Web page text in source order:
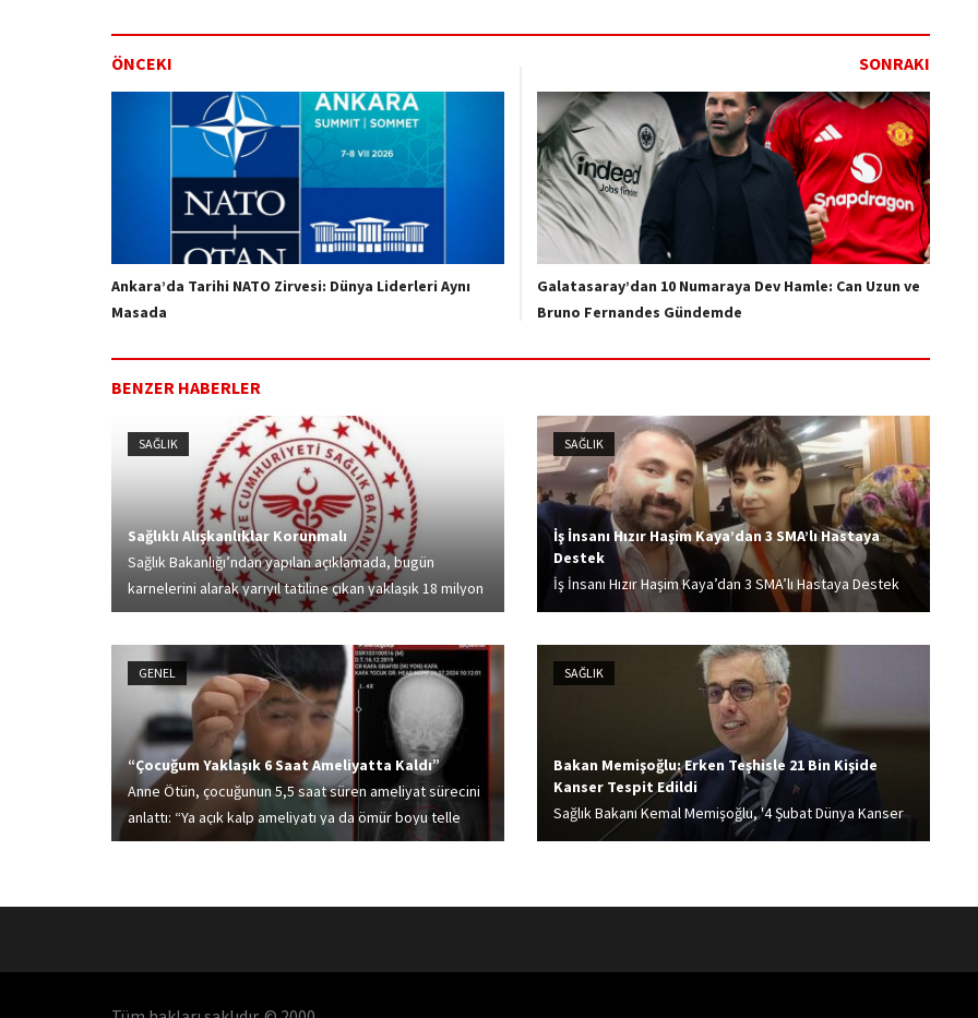
ÖNCEKI SONRAKI
Ankara’da Tarihi NATO Zirvesi: Dünya Liderleri Aynı
Masada
Galatasaray’dan 10 Numaraya Dev Hamle: Can Uzun ve
Bruno Fernandes Gündemde
BENZER HABERLER
SAĞLIK
Sağlıklı Alışkanlıklar Korunmalı
Sağlık Bakanlığı’ndan yapılan açıklamada, bugün
karnelerini alarak yarıyıl tatiline çıkan yaklaşık 18 milyon
öğrenciye yönelik beslenme, uyku düzeni, fiziksel
aktivitelerle ilgili uyarılarda bulunuldu
SAĞLIK
İş İnsanı Hızır Haşim Kaya’dan 3 SMA’lı Hastaya
Destek
İş İnsanı Hızır Haşim Kaya’dan 3 SMA’lı Hastaya Destek
Toplumsal sorumluluk projeleriyle sık sık gündeme
çocuklara umut oldu. Kaya, tedavi sürecinde yüksek...
GENEL
“Çocuğum Yaklaşık 6 Saat Ameliyatta Kaldı”
Anne Ötün, çocuğunun 5,5 saat süren ameliyat sürecini
anlattı: “Ya açık kalp ameliyatı ya da ömür boyu telle
yaşamak zorundaydı. Çok acılı günler geçirdik, kimsenin
SAĞLIK
Bakan Memişoğlu: Erken Teşhisle 21 Bin Kişide
Kanser Tespit Edildi
Sağlık Bakanı Kemal Memişoğlu, '4 Şubat Dünya Kanser
Günü' nedeniyle yaptığı paylaşımda, Son 1 yıl içerisinde